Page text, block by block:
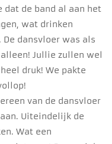
dat de band al aan het
wat drinken
dansvloer was als
Jullie zullen wel
druk! We pakte
van de dansvloer
Uiteindelijk de
Wat een